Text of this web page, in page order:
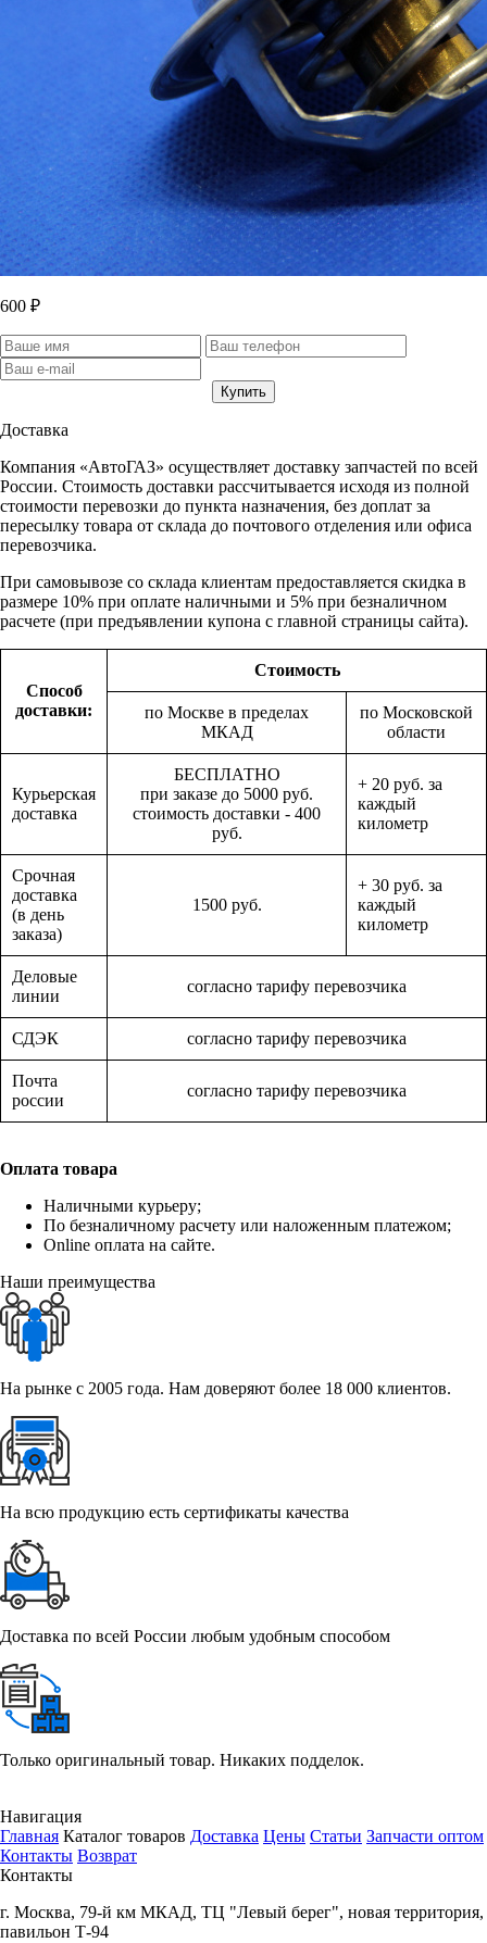
600 ₽
Доставка
Компания «АвтоГАЗ» осуществляет доставку запчастей по всей
России. Стоимость доставки рассчитывается исходя из полной
стоимости перевозки до пункта назначения, без доплат за
пересылку товара от склада до почтового отделения или офиса
перевозчика.
При самовывозе со склада клиентам предоставляется скидка в
размере 10% при оплате наличными и 5% при безналичном
расчете (при предъявлении купона с главной страницы сайта).
Способ
доставки:
Стоимость
по Москве в пределах
МКАД
по Московской
области
Курьерская
доставка
БЕСПЛАТНО
при заказе до 5000 руб.
стоимость доставки - 400
руб.
+ 20 руб. за
каждый
километр
Срочная
доставка
(в день
заказа)
1500 руб.
+ 30 руб. за
каждый
километр
Деловые
линии
согласно тарифу перевозчика
СДЭК согласно тарифу перевозчика
Почта
россии
согласно тарифу перевозчика
Оплата товара
Наличными курьеру;
По безналичному расчету или наложенным платежом;
Online оплата на сайте.
Наши преимущества
На рынке с 2005 года. Нам доверяют более 18 000 клиентов.
На всю продукцию есть сертификаты качества
Доставка по всей России любым удобным способом
Только оригинальный товар. Никаких подделок.
Навигация
Главная Каталог товаров Доставка Цены Статьи Запчасти оптом
Контакты Возврат
Контакты
г. Москва, 79-й км МКАД, ТЦ "Левый берег", новая территория,
павильон Т-94